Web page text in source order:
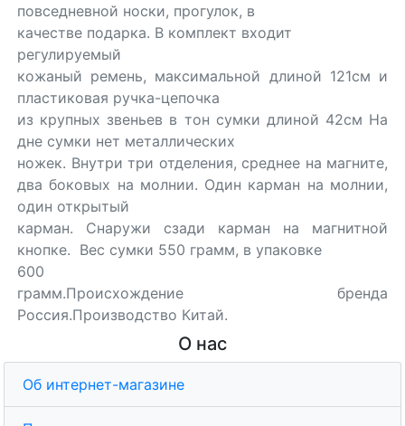
повседневной носки, прогулок, в
качестве подарка. В комплект входит
регулируемый
кожаный ремень, максимальной длиной 121см и
пластиковая ручка-цепочка
из крупных звеньев в тон сумки длиной 42см На
дне сумки нет металлических
ножек. Внутри три отделения, среднее на магните,
два боковых на молнии. Один карман на молнии,
один открытый
карман. Снаружи сзади карман на магнитной
кнопке. Вес сумки 550 грамм, в упаковке
600
грамм.Происхождение бренда
Россия.Производство Китай.
О нас
Об интернет-магазине